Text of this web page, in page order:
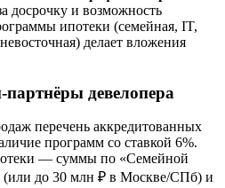
досрочку и возможность
ипотеки (семейная, IT,
делает вложения
девелопера
перечень аккредитованных
программ со ставкой 6%.
— суммы по «Семейной
(или до 30 млн ₽ в Москве/СПб) и